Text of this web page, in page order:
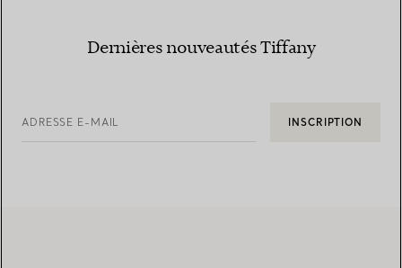
Dernières nouveautés Tiffany
ADRESSE E-MAIL INSCRIPTION